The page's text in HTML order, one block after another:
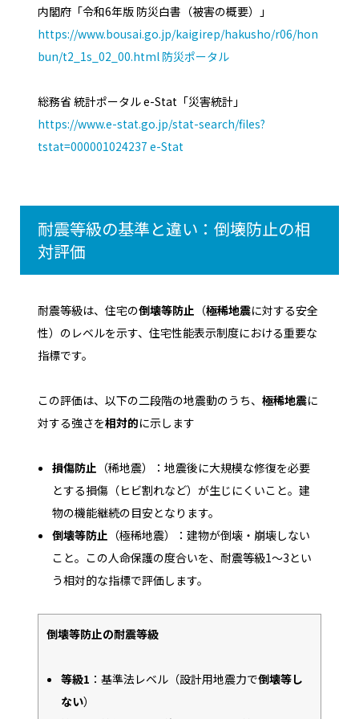
内閣府「令和6年版 防災白書（被害の概要）」
https://www.bousai.go.jp/kaigirep/hakusho/r06/hon
bun/t2_1s_02_00.html 防災ポータル
総務省 統計ポータル e-Stat「災害統計」
https://www.e-stat.go.jp/stat-search/files?
tstat=000001024237 e-Stat
耐震等級の基準と違い：倒壊防止の相
対評価
耐震等級は、住宅の倒壊等防止 （極稀地震に対する安全
性）のレベルを示す、住宅性能表示制度における重要な
指標です。
この評価は、以下の二段階の地震動のうち、極稀地震に
対する強さを相対的に示します
損傷防止 （稀地震）：地震後に大規模な修復を必要
とする損傷（ヒビ割れなど）が生じにくいこと。建
物の機能継続の目安となります。
倒壊等防止 （極稀地震）：建物が倒壊・崩壊しない
こと。この人命保護の度合いを、耐震等級1〜3とい
う相対的な指標で評価します。
倒壊等防止の耐震等級
等級1 ：基準法レベル（設計用地震力で倒壊等し
ない）